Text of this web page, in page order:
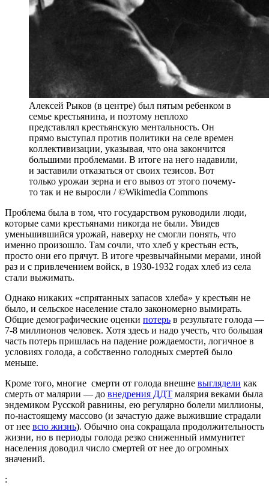
Алексей Рыков (в центре) был пятым ребенком в
семье крестьянина, и поэтому неплохо
представлял крестьянскую ментальность. Он
прямо выступал против политики на селе времен
коллективизации, указывая, что она закончится
большими проблемами. В итоге на него надавили,
и заставили отказаться от своих тезисов. Вот
только урожаи зерна и его вывоз от этого почему-
то так и не выросли / ©Wikimedia Commons
Проблема была в том, что государством руководили люди,
которые сами крестьянами никогда не были. Увидев
уменьшившийся урожай, наверху не смогли понять, что
именно произошло. Там сочли, что хлеб у крестьян есть,
просто они его прячут. В итоге чрезвычайными мерами, иной
раз и с привлечением войск, в 1930-1932 годах хлеб из села
стали выжимать.
Однако никаких «спрятанных запасов хлеба» у крестьян не
было, и сельское население стало закономерно вымирать.
Общие демографические оценки потерь в результате голода —
7-8 миллионов человек. Хотя здесь и надо учесть, что большая
часть потерь пришлась на падение рождаемости, логичное в
условиях голода, а собственно голодных смертей было
меньше.
Кроме того, многие смерти от голода внешне выглядели как
смерть от малярии — до внедрения ДДТ малярия веками была
эндемиком Русской равнины, ею регулярно болели миллионы,
по-настоящему массово (и зачастую даже выжившие страдали
от нее всю жизнь). Обычно она сокращала продолжительность
жизни, но в периоды голода резко сниженный иммунитет
населения доводил число смертей от нее до огромных
значений.
: